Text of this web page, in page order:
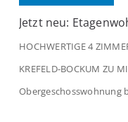
Jetzt neu:
HOCHWERTIGE 4
KREFELD-BOCKUM ZU
Obergeschosswohnung